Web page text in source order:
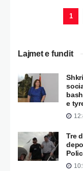
1
Lajmet e fundit
e
Tre